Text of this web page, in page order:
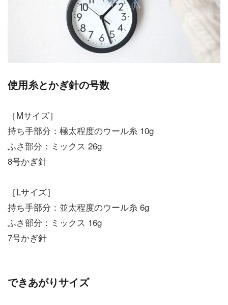
使用糸とかぎ針の号数
［Mサイズ］
持ち手部分：極太程度のウール糸 10g
ふさ部分：ミックス 26g
8号かぎ針
［Lサイズ］
持ち手部分：並太程度のウール糸 6g
ふさ部分：ミックス 16g
7号かぎ針
できあがりサイズ